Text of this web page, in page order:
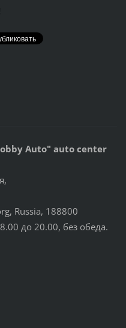
Auto" auto center
Russia, 188800
до 20.00, без обеда.